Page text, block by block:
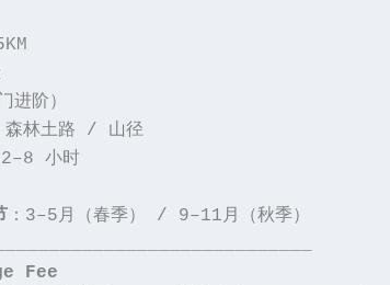
进阶）
林土路 / 山径
2–8 小时
：3–5月（春季） / 9–11月（秋季）
Fee